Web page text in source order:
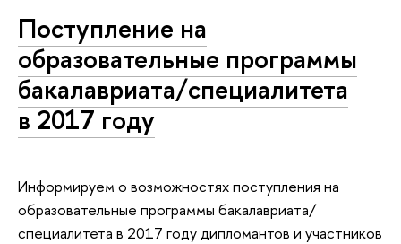
Поступление на
образовательные программы
бакалавриата/специалитета
в 2017 году
Информируем о возможностях поступления на
образовательные программы бакалавриата/
специалитета в 2017 году дипломантов и участников